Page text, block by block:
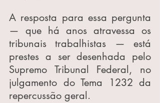
A resposta para essa pergunta
— que há anos atravessa os
tribunais trabalhistas — está
prestes a ser desenhada pelo
Supremo Tribunal Federal, no
julgamento do Tema 1232 da
repercussão geral.